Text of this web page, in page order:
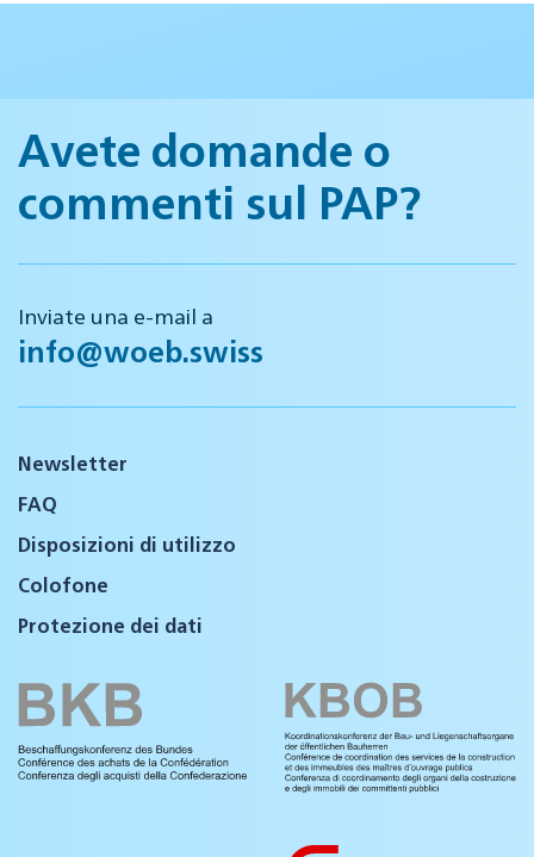
Avete domande o
commenti sul PAP?
Inviate una e-mail a
info@woeb.swiss
Newsletter
FAQ
Disposizioni di utilizzo
Colofone
Protezione dei dati